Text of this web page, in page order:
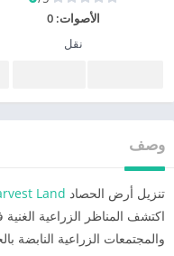
الأصوات:0
نقل
وصف
تنزيل أرض الحصاد Land
اكتشف المناظر الزراعية
والمجتمعات الزراعية النابضة